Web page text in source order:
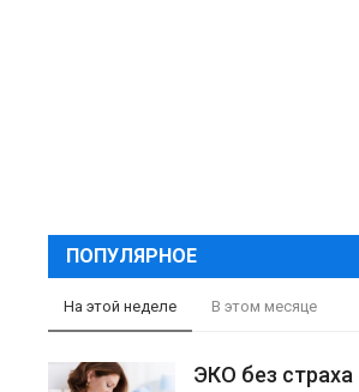
ПОПУЛЯРНОЕ
На этой неделе В этом месяце
ЭКО без страха